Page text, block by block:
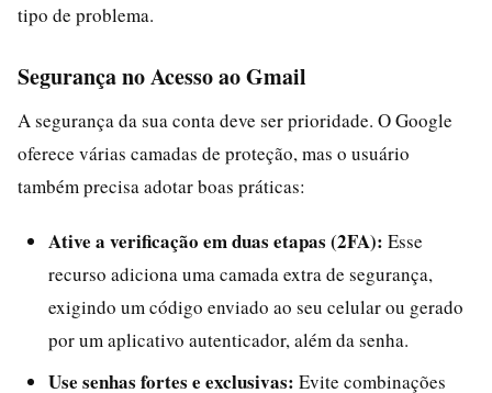
tipo de problema.
Segurança no Acesso ao Gmail
A segurança da sua conta deve ser prioridade. O Google
oferece várias camadas de proteção, mas o usuário
também precisa adotar boas práticas:
Ative a verificação em duas etapas (2FA): Esse
recurso adiciona uma camada extra de segurança,
exigindo um código enviado ao seu celular ou gerado
por um aplicativo autenticador, além da senha.
Use senhas fortes e exclusivas: Evite combinações